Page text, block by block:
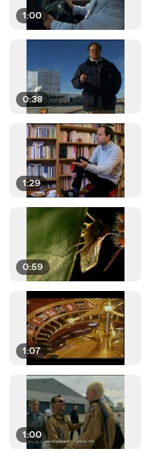
1:00
0:38
1:29
0:59
1:07
1:00